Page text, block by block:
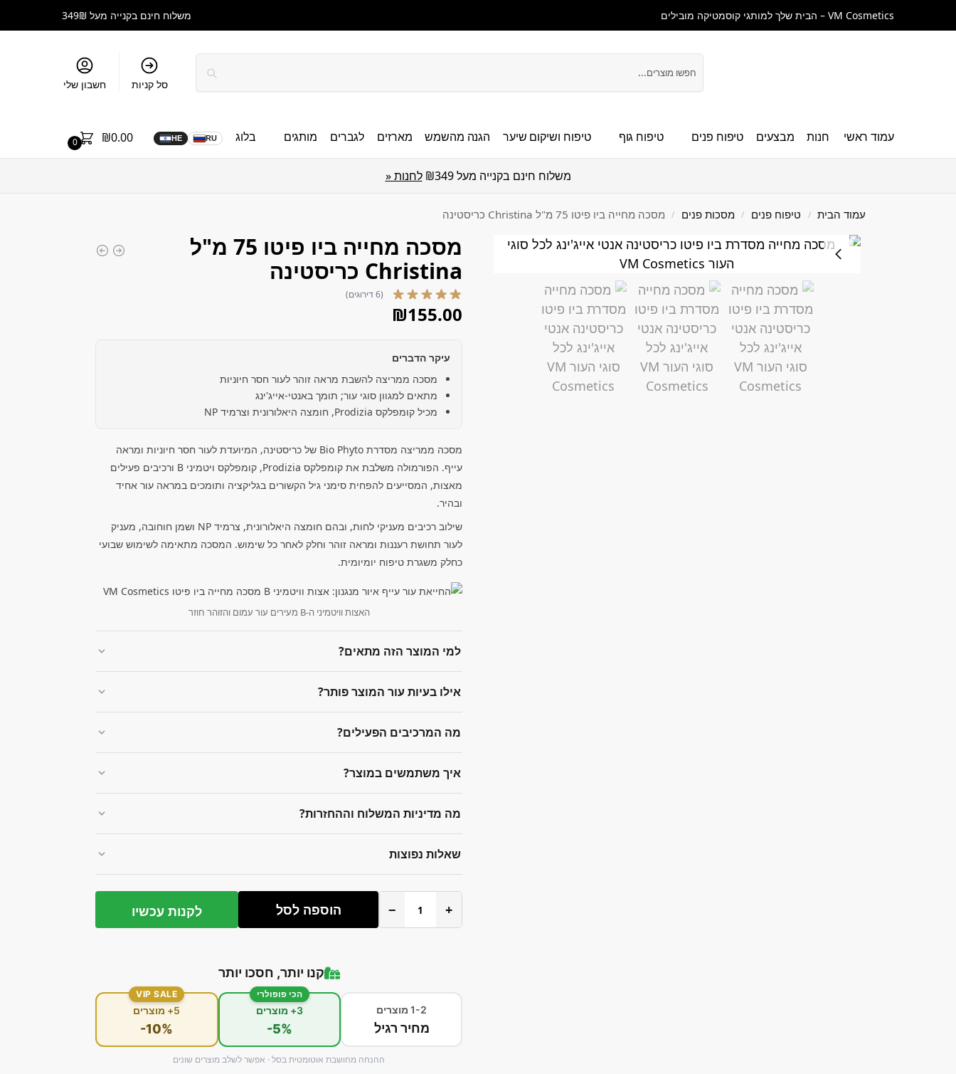
VM Cosmetics – הבית שלך למותגי קוסמטיקה מובילים משלוח חינם בקנייה מעל 349₪
סל קניות חשבון שלי
עמוד ראשי חנות מבצעים טיפוח פנים טיפוח גוף טיפוח ושיקום שיער הגנה מהשמש מארזים לגברים מותגים בלוג HE RU
₪0.00
0
משלוח חינם בקנייה מעל ₪349 לחנות «
עמוד הבית / טיפוח פנים / מסכות פנים / מסכה מחייה ביו פיטו 75 מ"ל Christina כריסטינה
מסכה מחייה ביו פיטו 75 מ"ל
Christina כריסטינה
(6 דירוגים)
₪155.00
עיקר הדברים
מסכה ממריצה להשבת מראה זוהר לעור חסר חיוניות
מתאים למגוון סוגי עור; תומך באנטי-אייג'ינג
מכיל קומפלקס Prodizia, חומצה היאלורונית וצרמיד NP
מסכה ממריצה מסדרת Bio Phyto של כריסטינה, המיועדת לעור חסר חיוניות ומראה
עייף. הפורמולה משלבת את קומפלקס Prodizia, קומפלקס ויטמיני B ורכיבים פעילים
מאצות, המסייעים להפחית סימני גיל הקשורים בגליקציה ותומכים במראה עור אחיד
ובהיר.
שילוב רכיבים מעניקי לחות, ובהם חומצה היאלורונית, צרמיד NP ושמן חוחובה, מעניק
לעור תחושת רעננות ומראה זוהר וחלק לאחר כל שימוש. המסכה מתאימה לשימוש שבועי
כחלק משגרת טיפוח יומיומית.
האצות וויטמיני ה-B מעירים עור עמום והזוהר חוזר
למי המוצר הזה מתאים?
אילו בעיות עור המוצר פותר?
מה המרכיבים הפעילים?
איך משתמשים במוצר?
מה מדיניות המשלוח וההחזרות?
שאלות נפוצות
+
− הוספה לסל לקנות עכשיו
קנו יותר, חסכו יותר
1-2 מוצרים
מחיר רגיל
הכי פופולרי
3+ מוצרים
-5%
VIP SALE
5+ מוצרים
-10%
ההנחה מחושבת אוטומטית בסל · אפשר לשלב מוצרים שונים